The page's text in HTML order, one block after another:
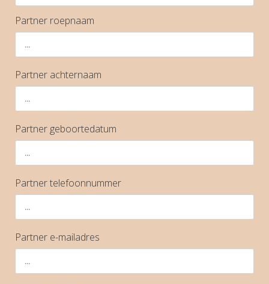
Partner roepnaam
Partner achternaam
Partner geboortedatum
Partner telefoonnummer
Partner e-mailadres